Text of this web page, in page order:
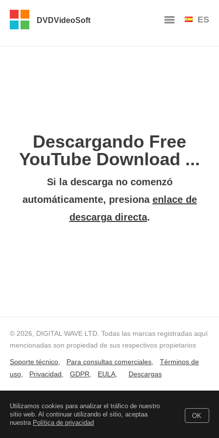
Utilizamos cookies para analizar el tráfico de nuestro
sitio web. Al continuar utilizando el sitio, aceptaa
nuestra Política de privacidad
OK
DVDVideoSoft ES
Descargando Free
YouTube Download ...
Si la descarga no comenzó
automáticamente, presiona enlace de
descarga directa.
© 2026, DIGITAL WAVE LTD. Todas las marcas registradas aquí
mencionadas son propiedad de sus respectivos propietarios
Soporte técnico Para consultas comerciales
Términos de
uso
Privacidad GDPR EULA Descargas